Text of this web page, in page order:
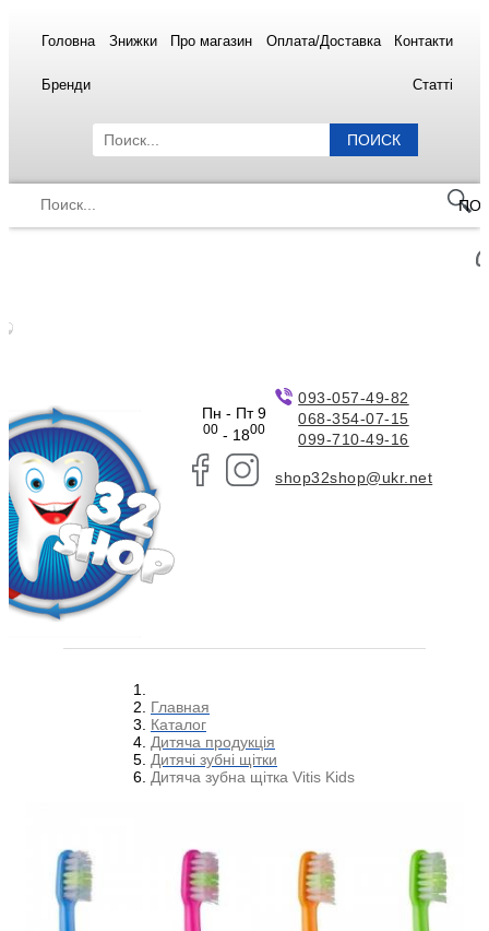
Головна Знижки Про магазин Оплата/Доставка Контакти
Бренди Статті
ПОИСК
Пн - Пт 9
00- 1800
093-057-49-82
068-354-07-15
099-710-49-16
shop32shop@ukr.net
Главная
Каталог
Дитяча продукція
Дитячі зубні щітки
Дитяча зубна щітка Vitis Kids